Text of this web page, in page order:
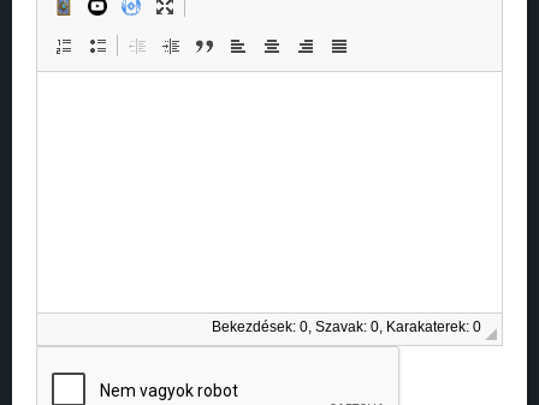
Bekezdések: 0, Szavak: 0, Karakaterek: 0